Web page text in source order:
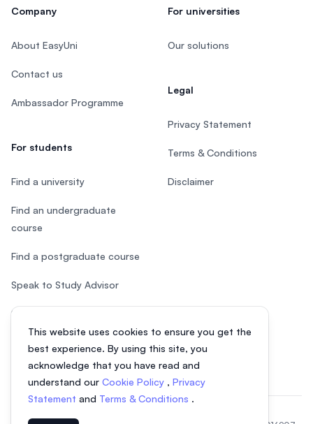
This website uses cookies to ensure you get the
best experience. By using this site, you
acknowledge that you have read and
understand our Cookie Policy , Privacy
Statement and Terms & Conditions .
Company
About EasyUni
Contact us
Ambassador Programme
For students
Find a university
Find an undergraduate
course
Find a postgraduate course
Speak to Study Advisor
Study in Malaysia
For universities
Our solutions
Legal
Privacy Statement
Terms & Conditions
Disclaimer